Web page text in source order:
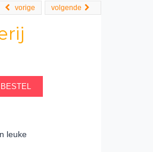
volgende
vorige
BESTEL
leuke